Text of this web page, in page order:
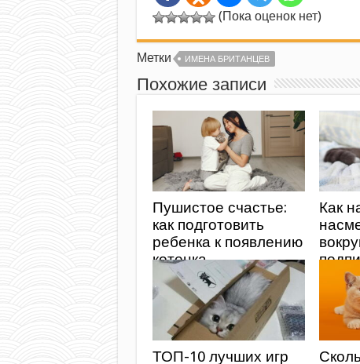
(Пока оценок нет)
Метки ИМЕНА БРИТАНЦЕВ
Похожие записи
Пушистое счастье:
как подготовить
ребенка к появлению
котенка
Как
ТОП-10 лучших игр